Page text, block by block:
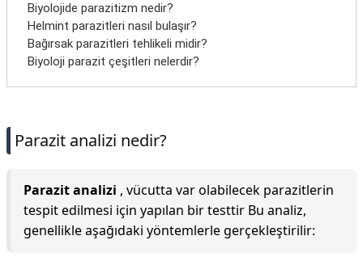
Biyolojide parazitizm nedir?
Helmint parazitleri nasıl bulaşır?
Bağırsak parazitleri tehlikeli midir?
Biyoloji parazit çeşitleri nelerdir?
Parazit analizi nedir?
Parazit analizi , vücutta var olabilecek parazitlerin
tespit edilmesi için yapılan bir testtir Bu analiz,
genellikle aşağıdaki yöntemlerle gerçekleştirilir: